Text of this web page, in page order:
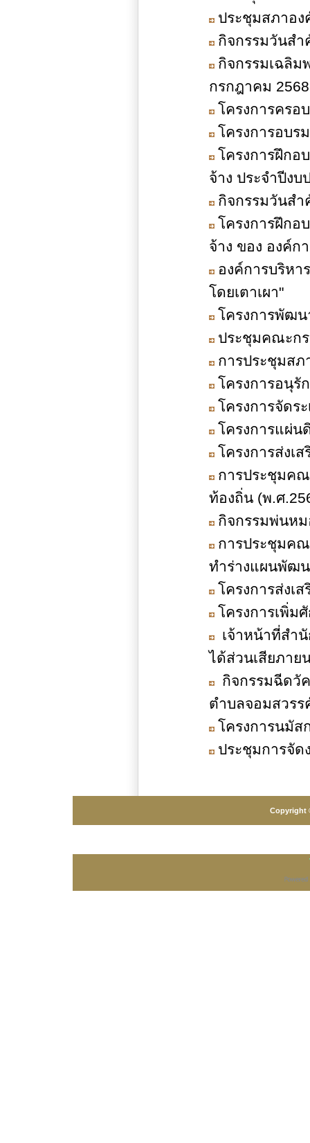
ประชุมสภาอ
กิจกรรมวันส
กิจกรรมเฉลิม
กรกฎาคม 2568
โครงการครอ
โครงการอบร
โครงการฝึก
จ้าง ประจำปีง
กิจกรรมวันสำ
โครงการฝึก
จ้าง ของ องค์ก
องค์การบริห
โดยเตาเผา"
โครงการพัฒ
ประชุมคณะกร
การประชุมส
โครงการอนุรั
โครงการจัดร
โครงการแผ่น
โครงการส่งเ
การประชุมค
ท้องถิ่น (พ.ศ
กิจกรรมพ่นห
การประชุมค
ทำร่างแผนพัฒน
โครงการส่ง
โครงการเพิ่ม
เจ้าหน้าที่สำ
ได้ส่วนเสียภาย
กิจกรรมฉีดวั
ตำบลจอมสวรร
โครงการนมัส
ประชุมการจัด
Copyright